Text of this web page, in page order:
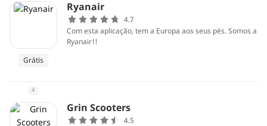
Grátis
Ryanair
4.7
Com esta aplicação, tem a Europa aos seus pés. Somos a
Ryanair!!
4
Grin Scooters
4.5